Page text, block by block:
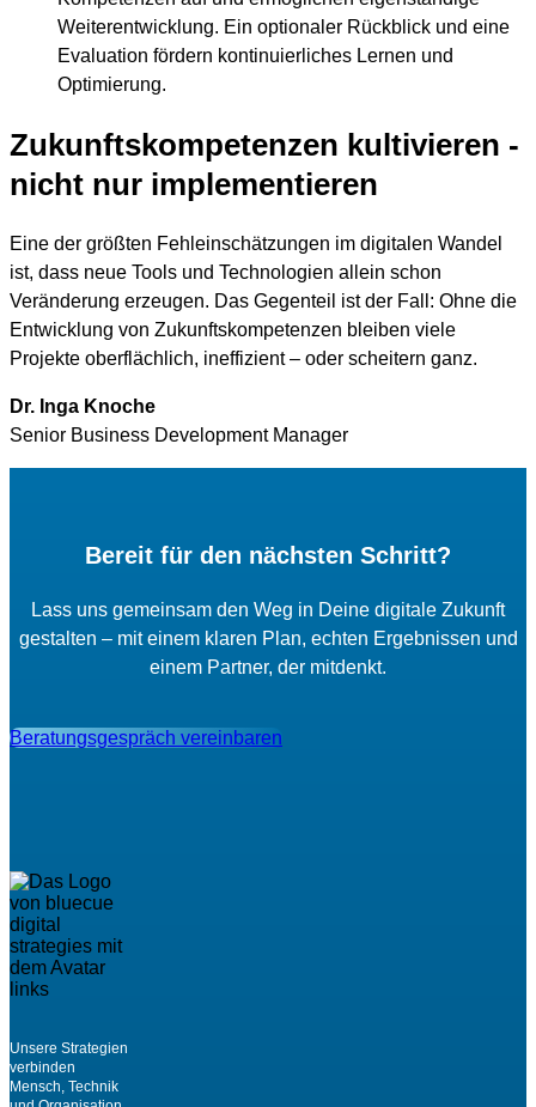
Weiterentwicklung. Ein optionaler Rückblick und eine
Evaluation fördern kontinuierliches Lernen und
Optimierung.
Zukunftskompetenzen kultivieren -
nicht nur implementieren
Eine der größten Fehleinschätzungen im digitalen Wandel
ist, dass neue Tools und Technologien allein schon
Veränderung erzeugen. Das Gegenteil ist der Fall: Ohne die
Entwicklung von Zukunftskompetenzen bleiben viele
Projekte oberflächlich, ineffizient – oder scheitern ganz.
Dr. Inga Knoche
Senior Business Development Manager
Bereit für den nächsten Schritt?
Lass uns gemeinsam den Weg in Deine digitale Zukunft
gestalten – mit einem klaren Plan, echten Ergebnissen und
einem Partner, der mitdenkt.
Beratungsgespräch vereinbaren
Unsere Strategien
verbinden
Mensch, Technik